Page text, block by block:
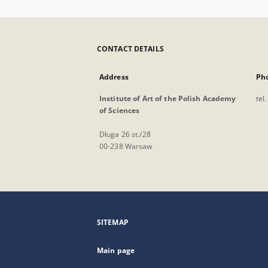
CONTACT DETAILS
Address
Institute of Art of the Polish Academy
of Sciences
Długa 26 st./28
00-238 Warsaw
tel.
SITEMAP
Main page